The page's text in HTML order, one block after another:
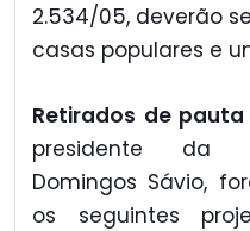
2.534/05, deverão
casas populares e
Retirados de
presidente da
Domingos Sávio,
os seguintes